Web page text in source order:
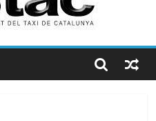
PUERTO DE BARCELONA.
en COOLTURA FM.